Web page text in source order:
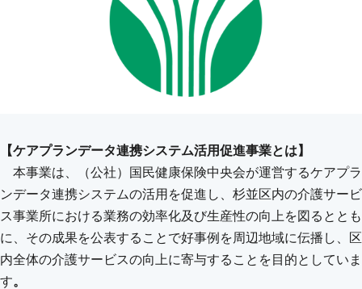
【ケアプランデータ連携システム活用促進事業とは】
本事業は、（公社）国民健康保険中央会が運営するケアプラ
ンデータ連携システムの活用を促進し、杉並区内の介護サービ
ス事業所における業務の効率化及び生産性の向上を図るととも
に、その成果を公表することで好事例を周辺地域に伝播し、区
内全体の介護サービスの向上に寄与することを目的としていま
す。